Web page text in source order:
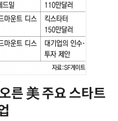
른 美 주요 스타트